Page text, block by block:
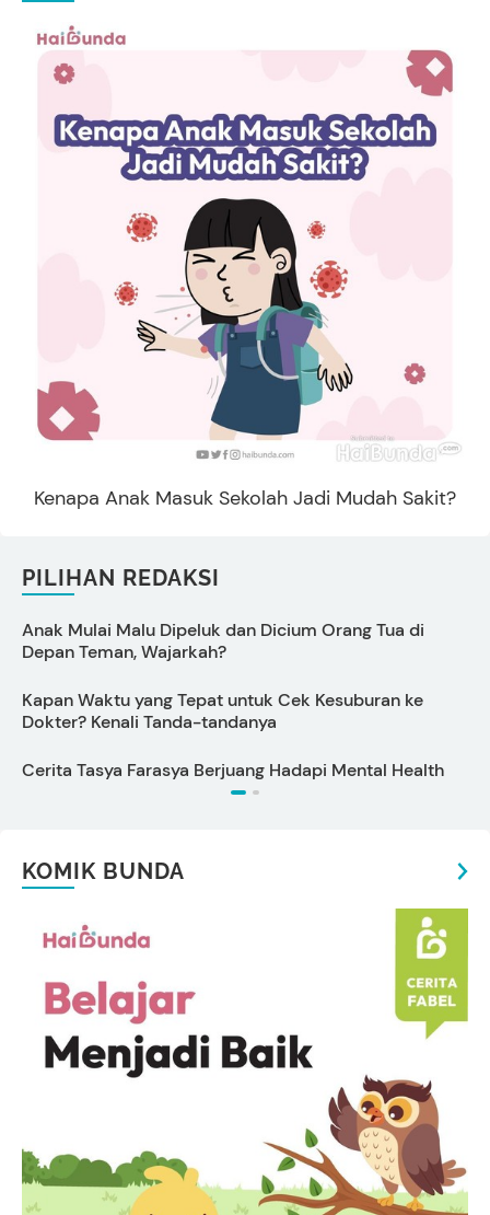
Kenapa Anak Masuk Sekolah Jadi Mudah Sakit?
PILIHAN REDAKSI
Anak Mulai Malu Dipeluk dan Dicium Orang Tua di
Depan Teman, Wajarkah?
Kapan Waktu yang Tepat untuk Cek Kesuburan ke
Dokter? Kenali Tanda-tandanya
Cerita Tasya Farasya Berjuang Hadapi Mental Health
KOMIK BUNDA